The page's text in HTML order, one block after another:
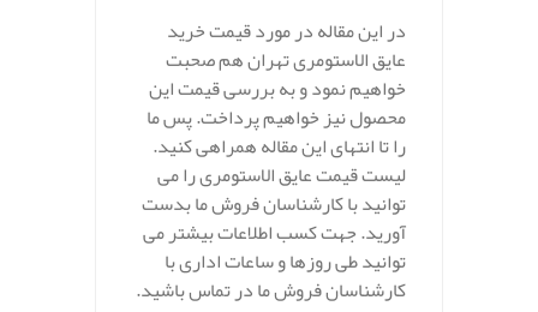
در این مقاله در مورد قیمت خرید
عایق الاستومری تهران هم صحبت
خواهیم نمود و به بررسی قیمت این
محصول نیز خواهیم پرداخت. پس ما
را تا انتهای این مقاله همراهی کنید.
لیست قیمت عایق الاستومری را می
توانید با کارشناسان فروش ما بدست
آورید. جهت کسب اطلاعات بیشتر می
توانید طی روزها و ساعات اداری با
کارشناسان فروش ما در تماس باشید.